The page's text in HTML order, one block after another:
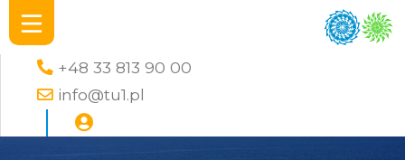
+48 33 813 90 00
info@tu1.pl